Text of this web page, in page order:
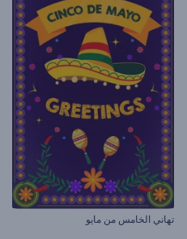
تهاني الخامس من مايو